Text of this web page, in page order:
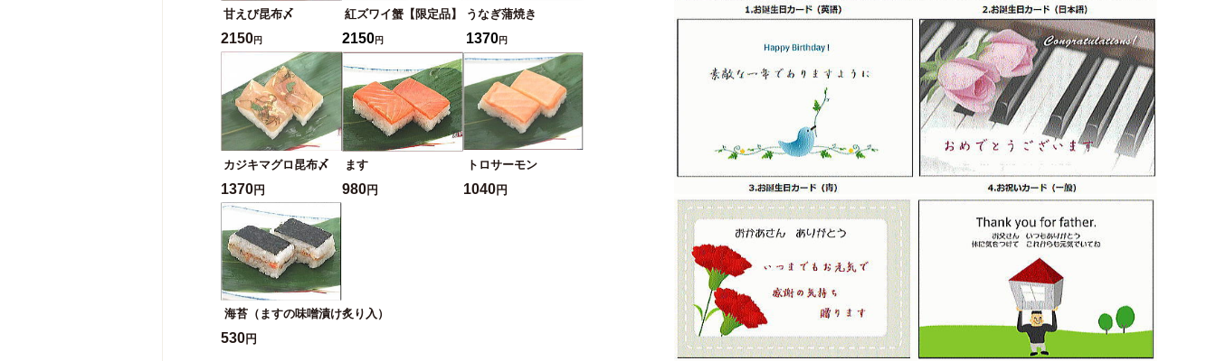
甘えび昆布〆 紅ズワイ蟹【限定品】 うなぎ蒲焼き
2150円 2150円 1370円
カジキマグロ昆布〆 ます トロサーモン
1370円 980円 1040円
海苔（ますの味噌漬け炙り入）
530円